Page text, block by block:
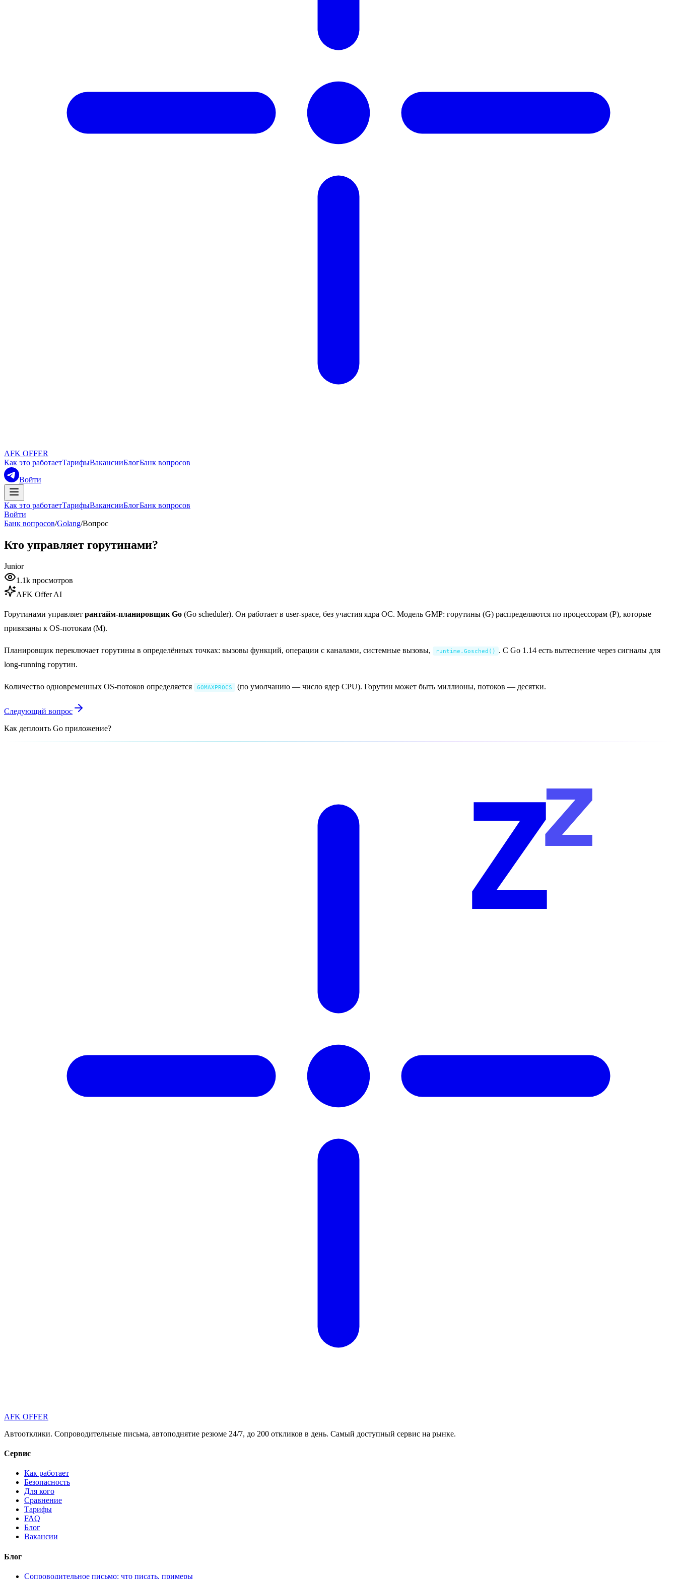
AFK OFFER
Как это работаетТарифыВакансииБлогБанк вопросов
Войти
Как это работаетТарифыВакансииБлогБанк вопросов
Войти
Банк вопросов/Golang/Вопрос
Кто управляет горутинами?
Junior
1.1k просмотров
AFK Offer AI
Горутинами управляет рантайм-планировщик Go (Go scheduler). Он работает в user-space, без участия ядра ОС. Модель GMP: горутины (G) распределяются по процессорам (P), которые
привязаны к OS-потокам (M).
Планировщик переключает горутины в определённых точках: вызовы функций, операции с каналами, системные вызовы, runtime.Gosched()
. С Go 1.14 есть вытеснение через сигналы для
long-running горутин.
Количество одновременных OS-потоков определяется GOMAXPROCS (по умолчанию — число ядер CPU). Горутин может быть миллионы, потоков — десятки.
Следующий вопрос
Как деплоить Go приложение?
Zz
AFK OFFER
Автоотклики. Сопроводительные письма, автоподнятие резюме 24/7, до 200 откликов в день. Самый доступный сервис на рынке.
Сервис
Как работает
Безопасность
Для кого
Сравнение
Тарифы
FAQ
Блог
Вакансии
Блог
Сопроводительное письмо: что писать, примеры